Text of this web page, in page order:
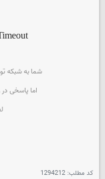
کد مطلب: 1294212